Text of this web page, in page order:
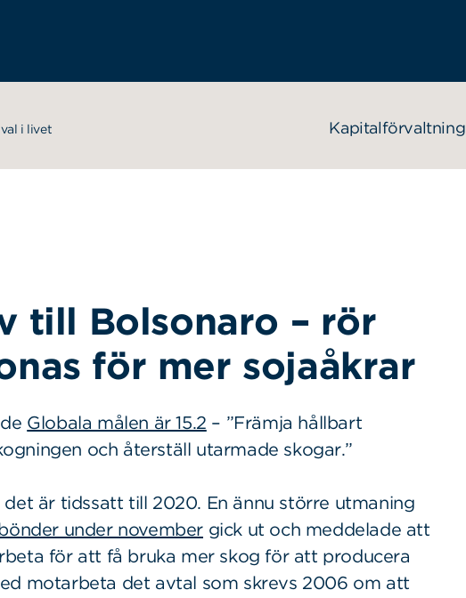
i livet Kapitalförvaltning
till Bolsonaro – rör
för mer sojaåkrar
Globala målen är 15.2 – ”Främja hållbart
och återställ utarmade skogar.”
är tidssatt till 2020. En ännu större utmaning
under november gick ut och meddelade att
för att få bruka mer skog för att producera
motarbeta det avtal som skrevs 2006 om att